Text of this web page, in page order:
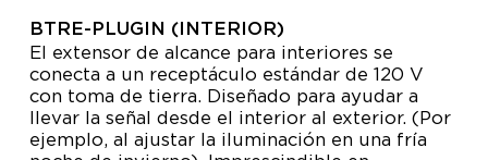
BTRE-PLUGIN (INTERIOR)
El extensor de alcance para interiores se
conecta a un receptáculo estándar de 120 V
con toma de tierra. Diseñado para ayudar a
llevar la señal desde el interior al exterior. (Por
ejemplo, al ajustar la iluminación en una fría